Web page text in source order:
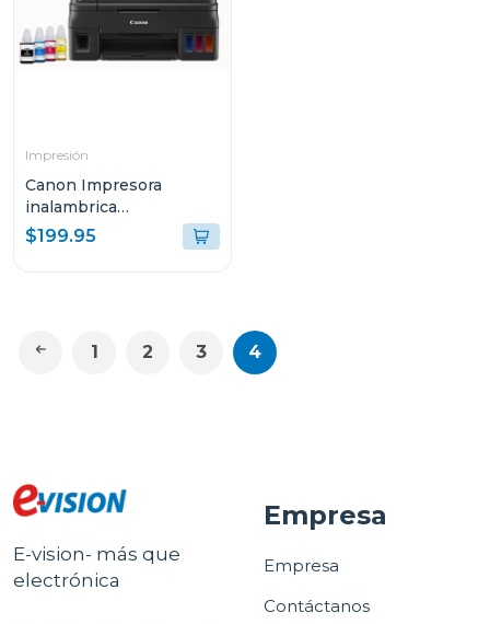
Impresión
Canon Impresora
inalambrica
multifuncional 4110
$199.95
1 2 3 4
E-vision- más que
electrónica
Empresa
Empresa
Contáctanos